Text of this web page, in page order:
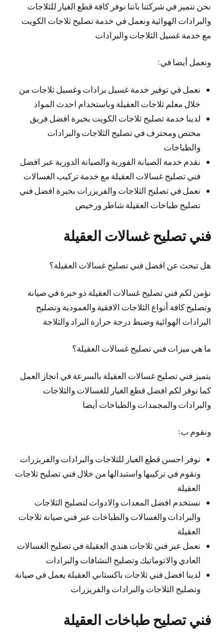
نحن نتميز في شركتنا باننا نوفر كافة قطع الغيار للثلاجات
والبرادات الهوائية ونعمل في خدمة تصليح ثلاجات الكويت
مع خدمة غسيل الثلاجات والبرادات
ونعمل أيضا في:
نعمل في توفير خدمة غسيل برادات وغسيل ثلاجات من
خلال معلم ثلاجات العقيلة وباستخدام احدث المواد
لدينا خدمة تصليح ثلاجات الكويت بخبرة افضل فريق
مختص ومحترف في تصليح الثلاجات والبرادات
والطباخات
نقدم خدمة الصيانة الفورية والصيانة الدورية عبر افضل
فني تصليح غسالات العقيلة مع خدمة تركيب الغسالات
نعمل في تصليح الثلاجات والفريزرات بخبرة افضل فني
تصليح طباخات العقيلة شاطر ورخيص
فني تصليح غسالات العقيلة
هل تبحث عن افضل فني تصليح غسالات العقيلة؟
نؤمن لكم فني تصليح غسالات العقيلة ذو خبرة في صيانة
وتصليح كافة أنواع الثلاجات الافقية والعمودية وتصليح
البرادات الهوائية وضبط درجة حرارة البراد والثلاجة
ما هي ميزات فني تصليح غسالات العقيلة؟
يتميز فني تصليح غسالات العقيلة بالسرعة في انجاز العمل
كما نوفر لكم افضل قطع الغيار للغسالات والثلاجات
والبرادات والمجمدات والطباخات أيضا
ونقوم ب:
نوفر احسن قطع الغيار للثلاجات والبرادات والفريزرات
ونقوم في تركيبها واستبدالها من خلال فني تصليح ثلاجات
العقيلة
نستخدم افضل المعدات والادوات لتصليح الثلاجات
والبرادات والغسالات والطباخات عبر فني صيانة ثلاجات
العقيلة
نعمل عبر فني ثلاجات هندي العقيلة في تصليح الغسالات
العادي والاتوماتيك وتصليح النشافات والبرادات
لدينا افضل فني ثلاجات باكستاني العقيلة يعمل في صيانة
وتصليح الثلاجات والبرادات والفريزرات
فني تصليح طباخات العقيلة